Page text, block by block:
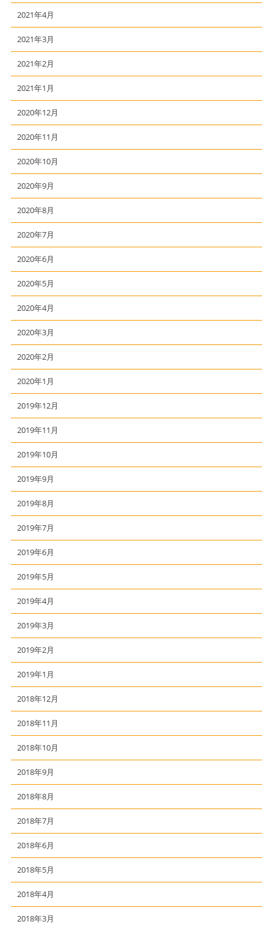
2021年4月
2021年3月
2021年2月
2021年1月
2020年12月
2020年11月
2020年10月
2020年9月
2020年8月
2020年7月
2020年6月
2020年5月
2020年4月
2020年3月
2020年2月
2020年1月
2019年12月
2019年11月
2019年10月
2019年9月
2019年8月
2019年7月
2019年6月
2019年5月
2019年4月
2019年3月
2019年2月
2019年1月
2018年12月
2018年11月
2018年10月
2018年9月
2018年8月
2018年7月
2018年6月
2018年5月
2018年4月
2018年3月